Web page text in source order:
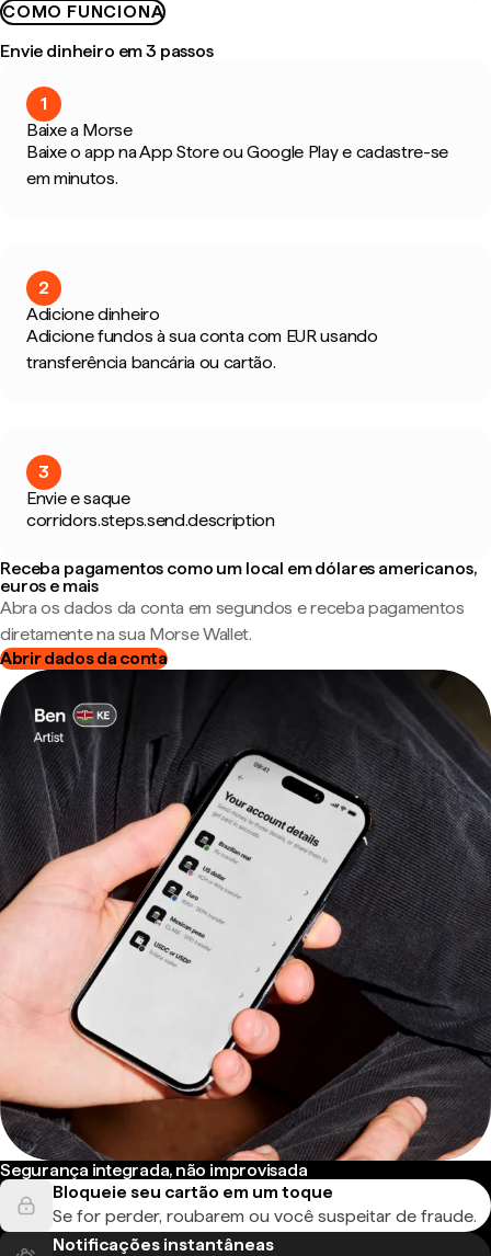
COMO FUNCIONA
Envie dinheiro em 3 passos
1
Baixe a Morse
Baixe o app na App Store ou Google Play e cadastre-se
em minutos.
2
Adicione dinheiro
Adicione fundos à sua conta com EUR usando
transferência bancária ou cartão.
3
Envie e saque
corridors.steps.send.description
Receba pagamentos como um local em dólares americanos,
euros e mais
Abra os dados da conta em segundos e receba pagamentos
diretamente na sua Morse Wallet.
Abrir dados da conta
Segurança integrada, não improvisada
Bloqueie seu cartão em um toque
Se for perder, roubarem ou você suspeitar de fraude.
Notificações instantâneas